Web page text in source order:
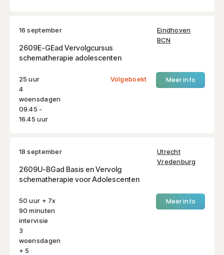
16 september
Eindhoven
BCN
2609E-GEad Vervolgcursus
schematherapie adolescenten
25 uur
4
woensdagen
09.45 -
16.45 uur
Meer info
Volgeboekt
18 september
Utrecht
Vredenburg
2609U-BGad Basis en Vervolg
schematherapie voor Adolescenten
50 uur + 7x
90 minuten
intervisie
3
woensdagen
+ 5
Meer info